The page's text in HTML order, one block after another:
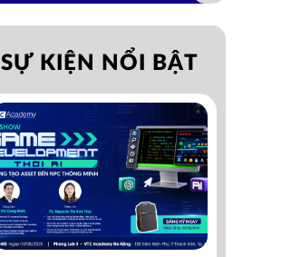
SỰ KIỆN NỔI BẬT